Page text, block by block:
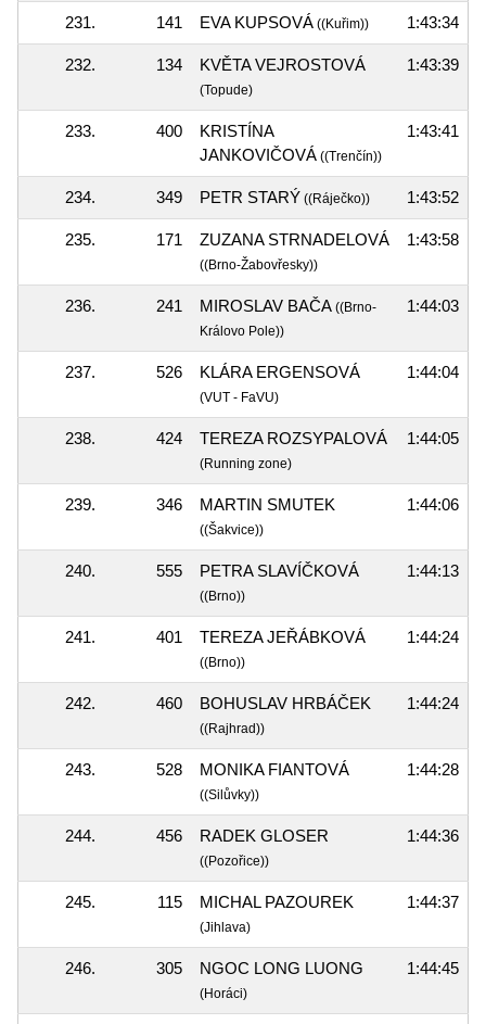
231. 141 EVA KUPSOVÁ ((Kuřim)) 1:43:34
232. 134 KVĚTA VEJROSTOVÁ
(Topude)
1:43:39
233. 400
KRISTÍNA
JANKOVIČOVÁ ((Trenčín))
1:43:41
234. 349 PETR STARÝ ((Ráječko)) 1:43:52
235. 171 ZUZANA STRNADELOVÁ
((Brno-Žabovřesky))
1:43:58
236. 241 MIROSLAV BAČA ((Brno-
Královo Pole))
1:44:03
237. 526 KLÁRA ERGENSOVÁ
(VUT - FaVU)
1:44:04
238. 424 TEREZA ROZSYPALOVÁ
(Running zone)
1:44:05
239. 346 MARTIN SMUTEK
((Šakvice))
1:44:06
240. 555 PETRA SLAVÍČKOVÁ
((Brno))
1:44:13
241. 401 TEREZA JEŘÁBKOVÁ
((Brno))
1:44:24
242. 460 BOHUSLAV HRBÁČEK
((Rajhrad))
1:44:24
243. 528 MONIKA FIANTOVÁ
((Silůvky))
1:44:28
244. 456 RADEK GLOSER
((Pozořice))
1:44:36
245. 115 MICHAL PAZOUREK
(Jihlava)
1:44:37
246. 305 NGOC LONG LUONG
(Horáci)
1:44:45